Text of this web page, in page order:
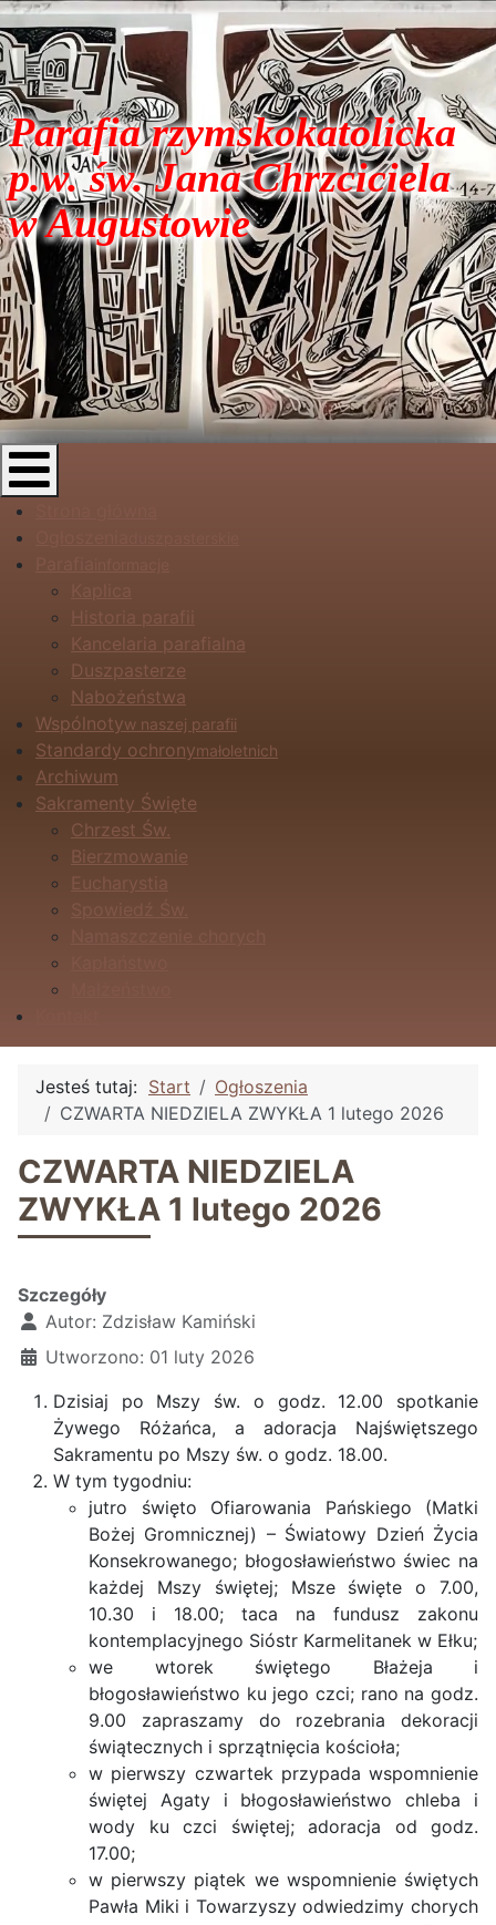
Parafia rzymskokatolicka
p.w. św. Jana Chrzciciela
w Augustowie
Historia parafii
Kancelaria parafialna
Duszpasterze
Nabożeństwa
Wspólnotyw naszej parafii
Standardy ochronymałoletnich
Archiwum
Sakramenty Święte
Chrzest Św.
Bierzmowanie
Eucharystia
Jesteś tutaj: Start
Ogłoszenia
CZWARTA NIEDZIELA ZWYKŁA 1 lutego 2026
CZWARTA NIEDZIELA
ZWYKŁA 1 lutego 2026
Szczegóły
Autor: Zdzisław Kamiński
Utworzono: 01 luty 2026
Dzisiaj po Mszy św. o godz. 12.00 spotkanie
Żywego Różańca, a adoracja Najświętszego
Sakramentu po Mszy św. o godz. 18.00.
W tym tygodniu:
jutro święto Ofiarowania Pańskiego (Matki
Bożej Gromnicznej) – Światowy Dzień Życia
Konsekrowanego; błogosławieństwo świec na
każdej Mszy świętej; Msze święte o 7.00,
10.30 i 18.00; taca na fundusz zakonu
kontemplacyjnego Sióstr Karmelitanek w Ełku;
we wtorek świętego Błażeja i
błogosławieństwo ku jego czci; rano na godz.
9.00 zapraszamy do rozebrania dekoracji
świątecznych i sprzątnięcia kościoła;
w pierwszy czwartek przypada wspomnienie
świętej Agaty i błogosławieństwo chleba i
wody ku czci świętej; adoracja od godz.
17.00;
w pierwszy piątek we wspomnienie świętych
Pawła Miki i Towarzyszy odwiedzimy chorych